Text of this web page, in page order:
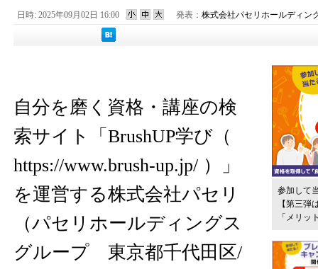
日時: 2025年09月02日 16:00 発表： 株式会社パセリホールディン
参加して
【第三弾
「メリッ
自分を磨く資格・講座の検
索サイト「BrushUP学び（
https://www.brush-up.jp/ ）」
を運営する株式会社パセリ
（パセリホールディングス
グループ 東京都千代田区/